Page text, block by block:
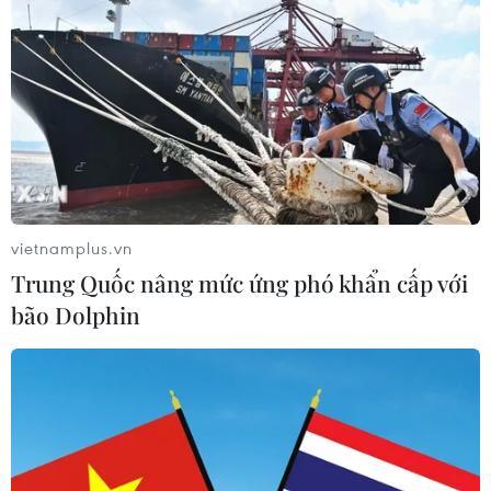
vietnamplus.vn
Trung Quốc nâng mức ứng phó khẩn cấp với
bão Dolphin